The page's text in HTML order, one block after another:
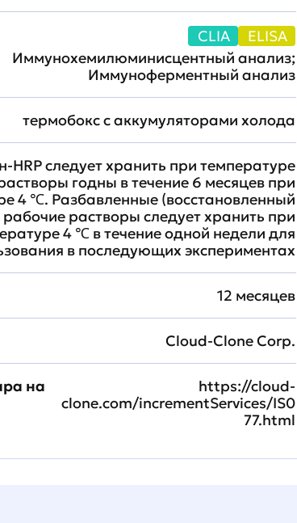
CLIA
ELISA
Иммунохемилюминисцентный анализ;
Иммуноферментный анализ
термобокс с аккумуляторами холода
HRP следует хранить при температуре
годны в течение 6 месяцев при
4 ℃. Разбавленные (восстановленный
растворы следует хранить при
4 ℃ в течение одной недели для
в последующих экспериментах
12 месяцев
Cloud-Clone Corp.
на
https://cloud-
clone.com/incrementServices/IS0
77.html